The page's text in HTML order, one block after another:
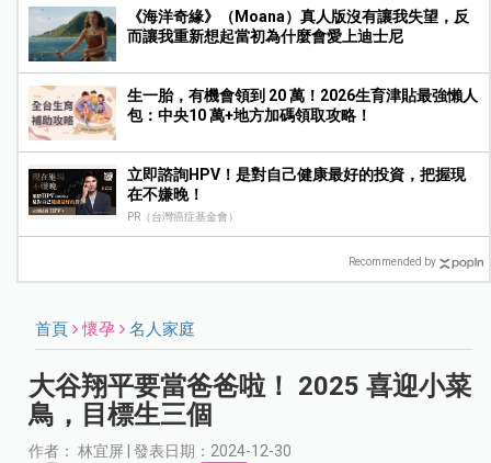
《海洋奇緣》（Moana）真人版沒有讓我失望，反
而讓我重新想起當初為什麼會愛上迪士尼
生一胎，有機會領到 20 萬！2026生育津貼最強懶人
包：中央10 萬+地方加碼領取攻略！
立即諮詢HPV！是對自己健康最好的投資，把握現
在不嫌晚！
PR（台灣癌症基金會）
Recommended by
首頁 懷孕 名人家庭
大谷翔平要當爸爸啦！ 2025 喜迎小菜
鳥，目標生三個
作者： 林宜屏 | 發表日期：2024-12-30